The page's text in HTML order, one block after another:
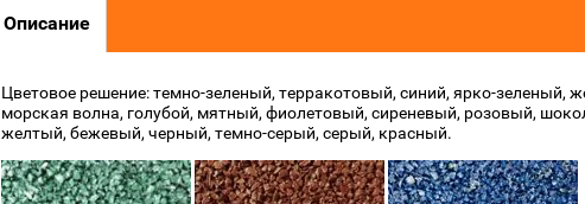
Описание
Цветовое решение: темно-зеленый, терракотовый, синий, ярко-зеленый,
морская волна, голубой, мятный, фиолетовый, сиреневый, розовый,
желтый, бежевый, черный, темно-серый, серый, красный.